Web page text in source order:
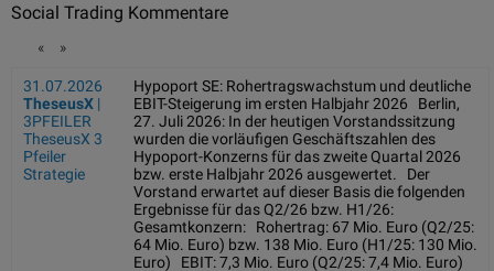
Social Trading Kommentare
« »
31.07.2026
TheseusX |
3PFEILER
TheseusX 3
Pfeiler
Strategie
Hypoport SE: Rohertragswachstum und deutliche
EBIT-Steigerung im ersten Halbjahr 2026 Berlin,
27. Juli 2026: In der heutigen Vorstandssitzung
wurden die vorläufigen Geschäftszahlen des
Hypoport-Konzerns für das zweite Quartal 2026
bzw. erste Halbjahr 2026 ausgewertet. Der
Vorstand erwartet auf dieser Basis die folgenden
Ergebnisse für das Q2/26 bzw. H1/26:
Gesamtkonzern: Rohertrag: 67 Mio. Euro (Q2/25:
64 Mio. Euro) bzw. 138 Mio. Euro (H1/25: 130 Mio.
Euro) EBIT: 7,3 Mio. Euro (Q2/25: 7,4 Mio. Euro)